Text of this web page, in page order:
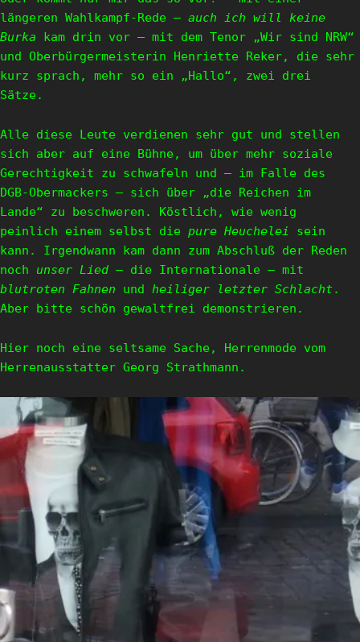
längeren Wahlkampf-Rede – auch ich will keine
Burka kam drin vor – mit dem Tenor „Wir sind NRW“
und Oberbürgermeisterin Henriette Reker, die sehr
kurz sprach, mehr so ein „Hallo“, zwei drei
Sätze.
Alle diese Leute verdienen sehr gut und stellen
sich aber auf eine Bühne, um über mehr soziale
Gerechtigkeit zu schwafeln und – im Falle des
DGB-Obermackers – sich über „die Reichen im
Lande“ zu beschweren. Köstlich, wie wenig
peinlich einem selbst die pure Heuchelei sein
kann. Irgendwann kam dann zum Abschluß der Reden
noch unser Lied – die Internationale – mit
blutroten Fahnen und heiliger letzter Schlacht.
Aber bitte schön gewaltfrei demonstrieren.
Hier noch eine seltsame Sache, Herrenmode vom
Herrenausstatter Georg Strathmann.